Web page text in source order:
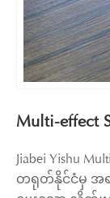
Multi-effect
Jiabei Yishu
တရုတ်နိုင်ငံမှ အရ